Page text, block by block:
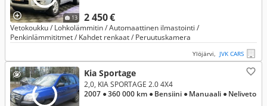
13 2 450 €
Vetokoukku / Lohkolämmitin / Automaattinen ilmastointi /
Penkinlämmititmet / Kahdet renkaat / Peruutuskamera
Ylöjärvi, JVK CARS
Kia Sportage
2,0, KIA SPORTAGE 2.0 4X4
2007 ● 360 000 km ● Bensiini ● Manuaali ● Neliveto